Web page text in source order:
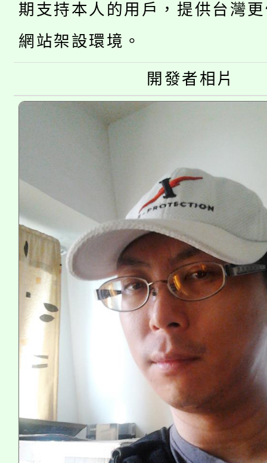
車」活動
桃園市115學年度學生
生本土語及新住民語歌
公告本校115學年度第
代理(課)教師甄選結果
公告本校115學年度第
代理(課)教師甄選結果(
轉知中國文化大學推廣
《TA101》溝通分析基
程，歡迎學生輔導中心
心理、諮商輔導、社會
系所師生報名參加。
期支持本人的用戶，提供台灣
網站架設環境。
開發者相片